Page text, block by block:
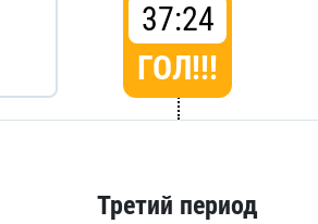
37:24
ГОЛ!!!
Третий период